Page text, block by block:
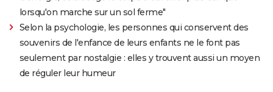
lorsqu'on marche sur un sol ferme"
Selon la psychologie, les personnes qui conservent des
souvenirs de l'enfance de leurs enfants ne le font pas
seulement par nostalgie : elles y trouvent aussi un moyen
de réguler leur humeur